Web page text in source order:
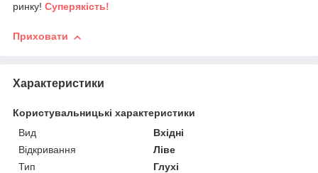
ринку! Суперякість!
Приховати
Характеристики
Користувальницькі характеристики
Вид
Вхідні
Відкривання
Ліве
Тип
Глухі